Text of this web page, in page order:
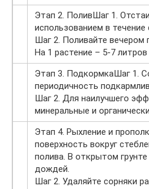
Этап 2. ПоливШаг 1.
использованием в течение
Шаг 2. Поливайте вечером
На 1 растение – 5-7
Этап 3. ПодкормкаШаг 1.
периодичность
Шаг 2. Для наилучшего
минеральные и
Этап 4. Рыхление и
поверхность вокруг
полива. В открытом
дождей.
Шаг 2. Удаляйте сорняки